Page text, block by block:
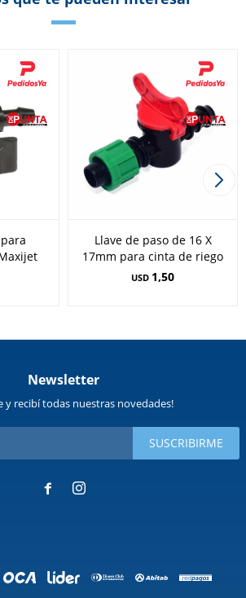
Llave de paso de 16 X
17mm para cinta de riego
USD 1,50
Newsletter
y recibí todas nuestras novedades!
SUSCRIBIRME
 